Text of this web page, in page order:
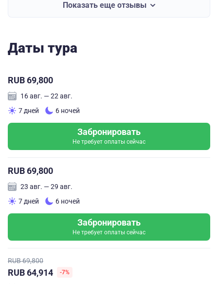
Показать еще отзывы
Даты тура
RUB 69,800
16 авг. — 22 авг.
7 дней
6 ночей
Забронировать
Не требует оплаты сейчас
RUB 69,800
23 авг. — 29 авг.
7 дней
6 ночей
Забронировать
Не требует оплаты сейчас
RUB 69,800
RUB 64,914 -7%